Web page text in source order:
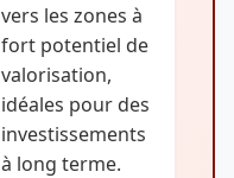
vers les zones à
fort potentiel de
valorisation,
idéales pour des
investissements
à long terme.